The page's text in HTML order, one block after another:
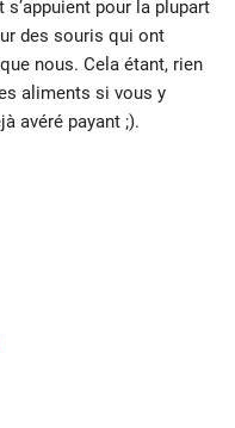
pour la plupart
des souris qui ont
nous. Cela étant, rien
aliments si vous y
avéré payant ;).